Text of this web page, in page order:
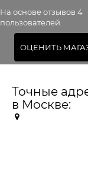
На основе отзывов 4
пользователей.
ОЦЕНИТЬ
Точные
в Москве: